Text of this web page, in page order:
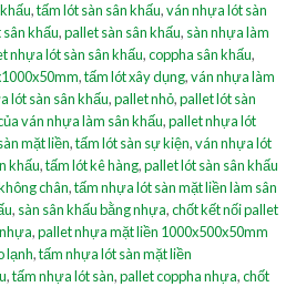
,tấm lót sàn sân khấu,ván nhựa lót sàn
khấu,pallet sàn sân khấu, sàn nhựa làm
nhựa lót sàn sân khấu,coppha sân khấu,
,tấm lót xây dụng,ván nhựa làm
lót sàn sân khấu,pallet nhỏ,pallet lót sàn
ván nhựa làm sân khấu,pallet nhựa lót
mặt liền,tấm lót sàn sự kiện,ván nhựa lót
khấu,tấm lót kê hàng,pallet lót sàn sân khấu
chân,tấm nhựa lót sàn mặt liền làm sân
, sàn sân khấu bằng nhựa,chốt kết nối pallet
,pallet nhựa mặt liền 1000x500x50mm
lạnh,tấm nhựa lót sàn mặt liền
,tấm nhựa lót sàn,pallet coppha nhựa,chốt